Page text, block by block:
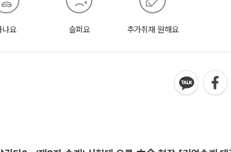
나요 슬퍼요 추가취재 원해요